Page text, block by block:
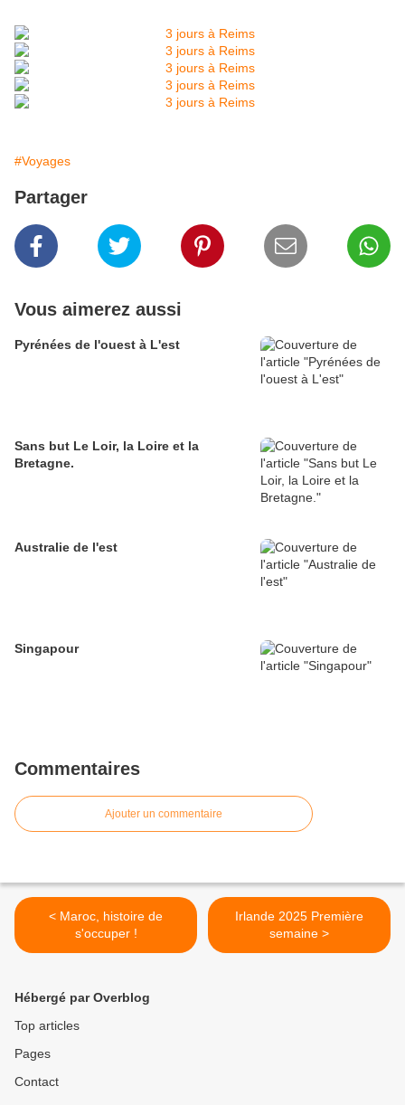
#Voyages
Partager
Vous aimerez aussi
Pyrénées de l'ouest à L'est
Sans but Le Loir, la Loire et la
Bretagne.
Australie de l'est
Singapour
Commentaires
Ajouter un commentaire
< Maroc, histoire de
s'occuper !
Irlande 2025 Première
semaine >
Hébergé par Overblog
Top articles
Pages
Contact